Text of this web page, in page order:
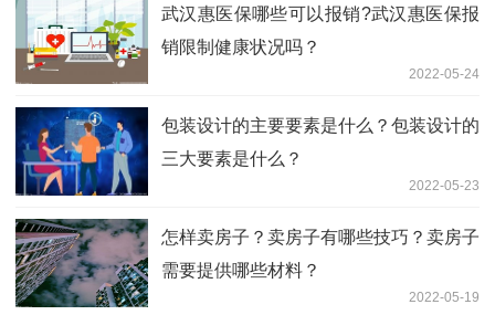
武汉惠医保哪些可以报销?武汉惠医保报
销限制健康状况吗？
2022-05-24
包装设计的主要要素是什么？包装设计的
三大要素是什么？
2022-05-23
怎样卖房子？卖房子有哪些技巧？卖房子
需要提供哪些材料？
2022-05-19